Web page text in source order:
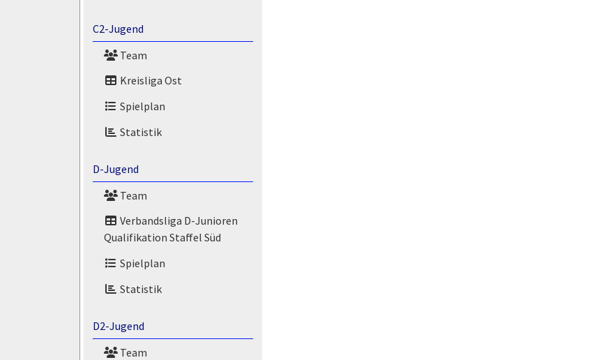
C2-Jugend
Team
Kreisliga Ost
Spielplan
Statistik
D-Jugend
Team
Verbandsliga D-Junioren
Qualifikation Staffel Süd
Spielplan
Statistik
D2-Jugend
Team